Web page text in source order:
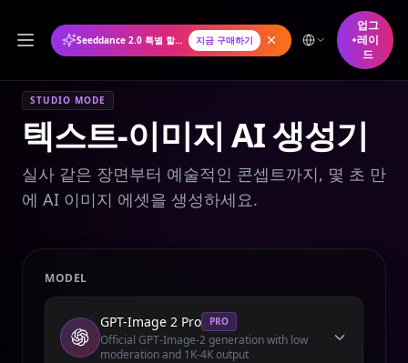
Seeddance 2.0 특별 할인: 연간 플랜 50% 할인 지금 구매하기
업그
레이
드
STUDIO MODE
텍스트-이미지 AI 생성기
실사 같은 장면부터 예술적인 콘셉트까지, 몇 초 만
에 AI 이미지 에셋을 생성하세요.
MODEL
GPT-Image 2 Pro PRO
Official GPT-Image-2 generation with low
moderation and 1K-4K output